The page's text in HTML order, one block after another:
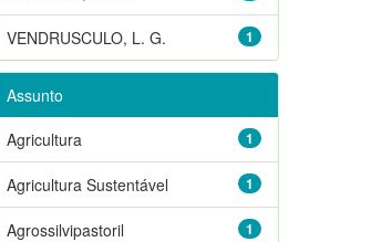
1
VENDRUSCULO, L. G.
Assunto
1
Agricultura
1
Agricultura Sustentável
1
Agrossilvipastoril